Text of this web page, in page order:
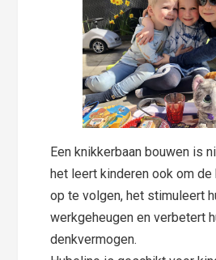
Een knikkerbaan bouwen is
het leert kinderen ook om
op te volgen, het stimuleert
werkgeheugen en verbetert
denkvermogen.